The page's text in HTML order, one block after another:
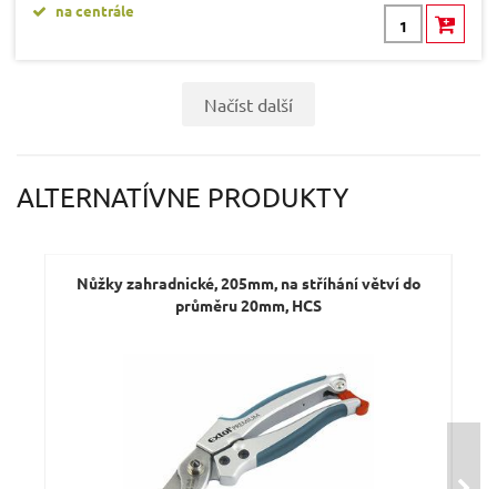
na centrále
Načíst další
ALTERNATÍVNE PRODUKTY
Nůžky zahradnické, 205mm, na stříhání větví do
průměru 20mm, HCS